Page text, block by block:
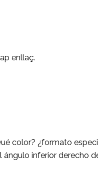
enllaç.
color? ¿formato
ángulo inferior